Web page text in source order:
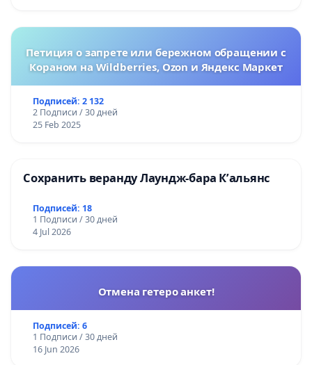
Петиция о запрете или бережном обращении с
Кораном на Wildberries, Ozon и Яндекс Маркет
Подписей: 2 132
2 Подписи / 30 дней
25 Feb 2025
Сохранить веранду Лаундж-бара К’альянс
Подписей: 18
1 Подписи / 30 дней
4 Jul 2026
Отмена гетеро анкет!
Подписей: 6
1 Подписи / 30 дней
16 Jun 2026